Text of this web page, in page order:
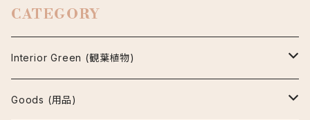
CATEGORY
Interior Green (観葉植物)
アグラオネマ
Goods (用品)